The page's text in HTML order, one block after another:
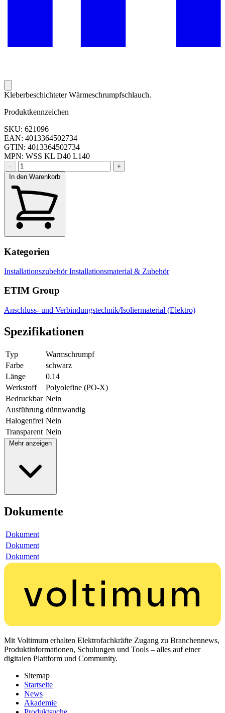
Kleberbeschichteter Wärmeschrumpfschlauch.
Produktkennzeichen
SKU: 621096
EAN: 4013364502734
GTIN: 4013364502734
MPN: WSS KL D40 L140
−
+
In den Warenkorb
Kategorien
InstallationszubehörInstallationsmaterial & Zubehör
ETIM Group
Anschluss- und Verbindungstechnik/Isoliermaterial (Elektro)
Spezifikationen
Typ
Warmschrumpf
Farbe
schwarz
Länge
0.14
Werkstoff
Polyolefine (PO-X)
Bedruckbar Nein
Ausführung dünnwandig
Halogenfrei Nein
Transparent Nein
Mehr anzeigen
Dokumente
Dokument
Dokument
Dokument
Mit Voltimum erhalten Elektrofachkräfte Zugang zu Branchennews,
Produktinformationen, Schulungen und Tools – alles auf einer
digitalen Plattform und Community.
Sitemap
Startseite
News
Akademie